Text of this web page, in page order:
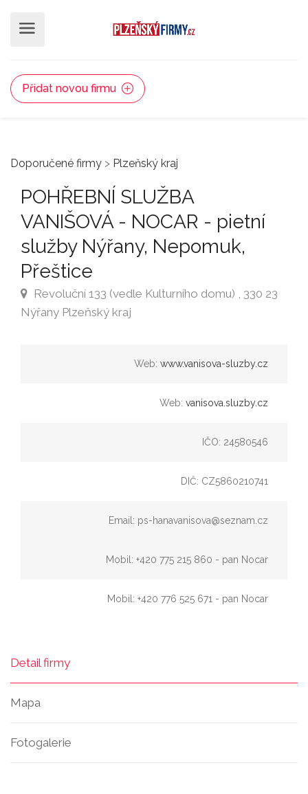
Přidat novou firmu
Doporučené firmy > Plzeňský kraj
POHŘEBNÍ SLUŽBA
VANIŠOVÁ - NOCAR - pietní
služby Nýřany, Nepomuk,
Přeštice
Revoluční 133 (vedle Kulturního domu) , 330 23
Nýřany Plzeňský kraj
Web: www.vanisova-sluzby.cz
Web: vanisova.sluzby.cz
IČO: 24580546
DIČ: CZ5860210741
Email: ps-hanavanisova@seznam.cz
Mobil: +420 775 215 860 - pan Nocar
Mobil: +420 776 525 671 - pan Nocar
Detail firmy
Mapa
Fotogalerie